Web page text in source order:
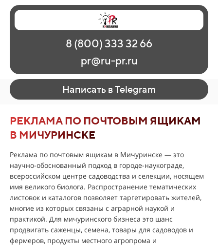
Главная
Наши работы
О рекламе
Регионы
Контакты
8 (800) 333 32 66
pr@ru-pr.ru
Написать в Telegram
РЕКЛАМА ПО ПОЧТОВЫМ ЯЩИКАМ
В МИЧУРИНСКЕ
Реклама по почтовым ящикам в Мичуринске — это
научно-обоснованный подход в городе-наукограде,
всероссийском центре садоводства и селекции, носящем
имя великого биолога. Распространение тематических
листовок и каталогов позволяет таргетировать жителей,
многие из которых связаны с аграрной наукой и
практикой. Для мичуринского бизнеса это шанс
продвигать саженцы, семена, товары для садоводов и
фермеров, продукты местного агропрома и